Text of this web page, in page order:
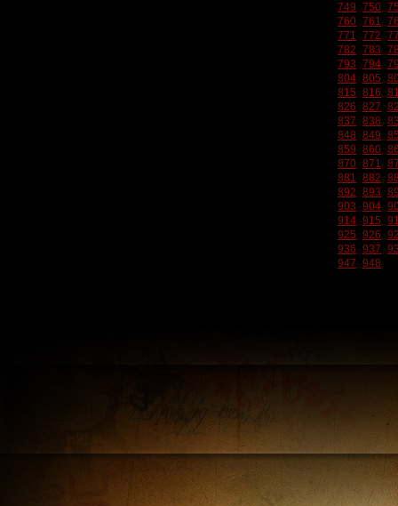
749 750
760 761
771 772
782 783
793 794
804 805
815 816
826 827
837 838
848 849
859 860
870 871
881 882
892 893
903 904
914 915
925 926
936 937
947 948